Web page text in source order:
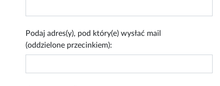
Podaj adres(y), pod który(e) wysłać mail
(oddzielone przecinkiem):